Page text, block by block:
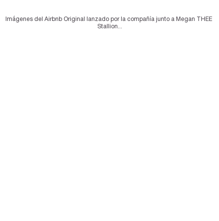
Imágenes del Airbnb Original lanzado por la compañía junto a Megan THEE
Stallion...